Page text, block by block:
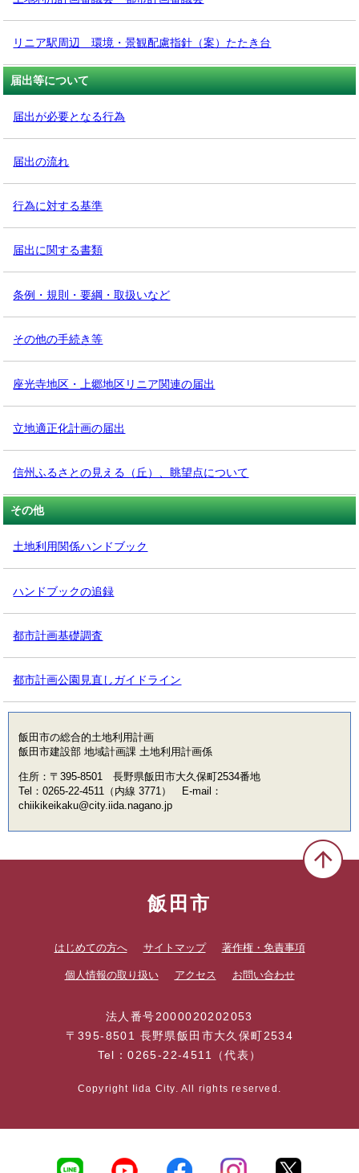
リニア駅周辺 環境・景観配慮指針（案）たたき台
届出等について
届出が必要となる行為
届出の流れ
行為に対する基準
届出に関する書類
条例・規則・要綱・取扱いなど
その他の手続き等
座光寺地区・上郷地区リニア関連の届出
立地適正化計画の届出
信州ふるさとの見える（丘）、眺望点について
その他
土地利用関係ハンドブック
ハンドブックの追録
都市計画基礎調査
都市計画公園見直しガイドライン
飯田市の総合的土地利用計画
飯田市建設部 地域計画課 土地利用計画係
住所：〒395-8501 長野県飯田市大久保町2534番地
Tel：0265-22-4511（内線 3771） E-mail：
chiikikeikaku@city.iida.nagano.jp
飯田市
はじめての方へ サイトマップ 著作権・免責事項
個人情報の取り扱い アクセス お問い合わせ
法人番号2000020202053
〒395-8501 長野県飯田市大久保町2534
Tel：0265-22-4511（代表）
Copyright Iida City. All rights reserved.